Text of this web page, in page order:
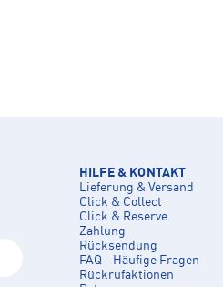
HILFE & KONTAKT
Lieferung & Versand
Click & Collect
Click & Reserve
Zahlung
Rücksendung
FAQ - Häufige Fragen
Rückrufaktionen